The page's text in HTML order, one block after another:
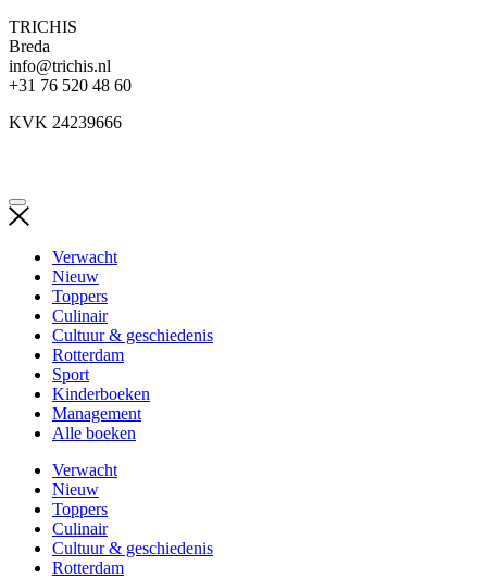
TRICHIS
Breda
info@trichis.nl
+31 76 520 48 60
KVK 24239666
Verwacht
Nieuw
Toppers
Culinair
Cultuur & geschiedenis
Rotterdam
Sport
Kinderboeken
Management
Alle boeken
Verwacht
Nieuw
Toppers
Culinair
Cultuur & geschiedenis
Rotterdam